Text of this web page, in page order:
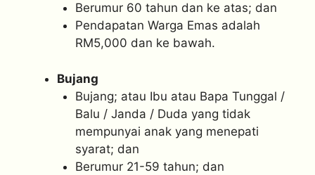
Berumur 60 tahun dan ke atas; dan
Pendapatan Warga Emas adalah
RM5,000 dan ke bawah.
Bujang
Bujang; atau Ibu atau Bapa Tunggal /
Balu / Janda / Duda yang tidak
mempunyai anak yang menepati
syarat; dan
Berumur 21-59 tahun; dan